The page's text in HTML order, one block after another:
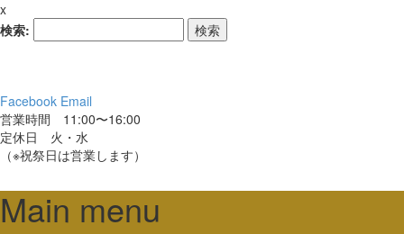
x
検索:
Facebook Email
営業時間 11:00〜16:00
定休日 火・水
（※祝祭日は営業します）
Main menu